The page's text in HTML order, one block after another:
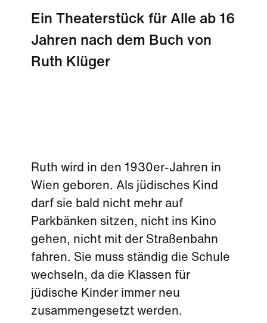
Ein Theaterstück für Alle ab 16
Jahren nach dem Buch von
Ruth Klüger
Ruth wird in den 1930er-Jahren in
Wien geboren. Als jüdisches Kind
darf sie bald nicht mehr auf
Parkbänken sitzen, nicht ins Kino
gehen, nicht mit der Straßenbahn
fahren. Sie muss ständig die Schule
wechseln, da die Klassen für
jüdische Kinder immer neu
zusammengesetzt werden.